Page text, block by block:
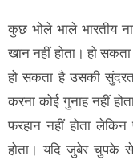
कुछ भोले भाले भारतीय
खान नहीं होता। हो
हो सकता है उसकी
करना कोई गुनाह नहीं
फरहान नहीं होता
होता। यदि जुबेर चुपके